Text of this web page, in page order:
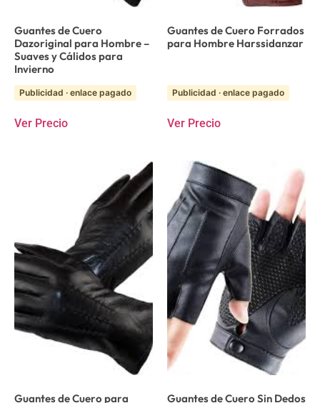
Guantes de Cuero
Dazoriginal para Hombre –
Suaves y Cálidos para
Invierno
Publicidad · enlace pagado
Ver Precio
Guantes de Cuero Forrados
para Hombre Harssidanzar
Publicidad · enlace pagado
Ver Precio
Guantes de Cuero para Guantes de Cuero Sin Dedos